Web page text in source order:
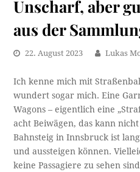
Unscharf, aber
aus der
22. August 2023 Lukas
Ich kenne mich mit
wundert sogar mich. Eine
Wagons – eigentlich eine
acht Beiwägen, das kann
Bahnsteig in Innsbruck ist
und aussteigen können.
keine Passagiere zu sehen